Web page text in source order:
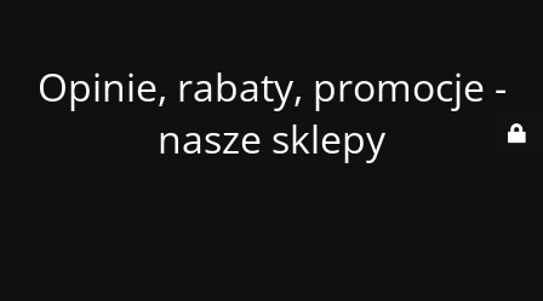
Opinie, rabaty, promocje -
nasze sklepy